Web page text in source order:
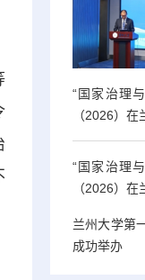
“国家治理
（2026）
“国家治理
（2026）
兰州大学第
成功举办